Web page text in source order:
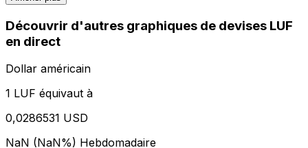
Découvrir d'autres graphiques de devises LUF
en direct
Dollar américain
1 LUF équivaut à
0,0286531 USD
NaN (NaN%) Hebdomadaire